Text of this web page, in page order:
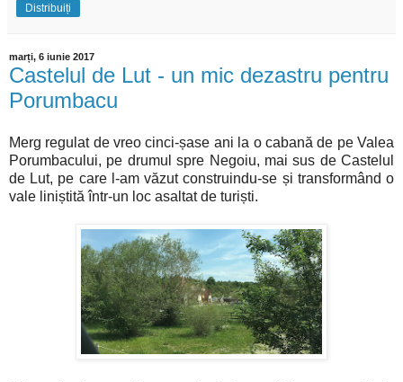
Distribuiți
marți, 6 iunie 2017
Castelul de Lut - un mic dezastru pentru
Porumbacu
Merg regulat de vreo cinci-șase ani la o cabană de pe Valea
Porumbacului, pe drumul spre Negoiu, mai sus de Castelul
de Lut, pe care l-am văzut construindu-se și transformând o
vale liniștită într-un loc asaltat de turiști.